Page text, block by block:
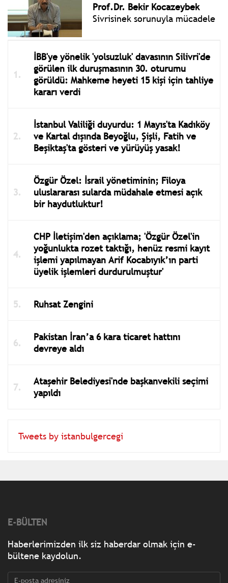
Prof.Dr. Bekir Kocazeybek
Sivrisinek sorunuyla mücadele
İBB'ye yönelik 'yolsuzluk' davasının Silivri'de
görülen ilk duruşmasının 30. oturumu
görüldü: Mahkeme heyeti 15 kişi için tahliye
kararı verdi
İstanbul Valiliği duyurdu: 1 Mayıs'ta Kadıköy
ve Kartal dışında Beyoğlu, Şişli, Fatih ve
Beşiktaş'ta gösteri ve yürüyüş yasak!
Özgür Özel: İsrail yönetiminin; Filoya
uluslararası sularda müdahale etmesi açık
bir haydutluktur!
CHP İletişim'den açıklama; 'Özgür Özel'in
yoğunlukta rozet taktığı, henüz resmi kayıt
işlemi yapılmayan Arif Kocabıyık’ın parti
üyelik işlemleri durdurulmuştur'
Ruhsat Zengini
Pakistan İran’a 6 kara ticaret hattını
devreye aldı
Ataşehir Belediyesi'nde başkanvekili seçimi
yapıldı
Tweets by istanbulgercegi
E-BÜLTEN
Haberlerimizden ilk siz haberdar olmak için e-
bültene kaydolun.